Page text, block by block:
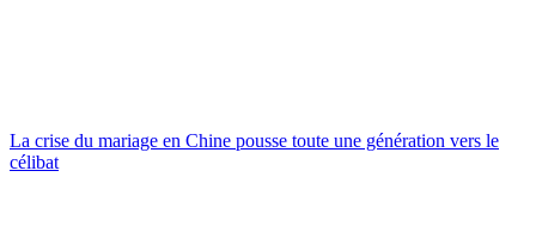
La crise du mariage en Chine pousse toute une génération vers le
célibat